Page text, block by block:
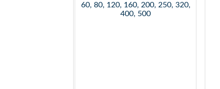
60, 80, 120, 160, 200, 250, 320,
400, 500